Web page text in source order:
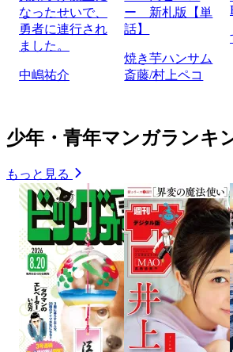
なったせいで、
勇者に連行され
ました。
中嶋祐介
ー 新札版【単
話】
焼き芋ハンサム
斎藤/村上ペコ
少年・青年マンガランキ
もっと見る